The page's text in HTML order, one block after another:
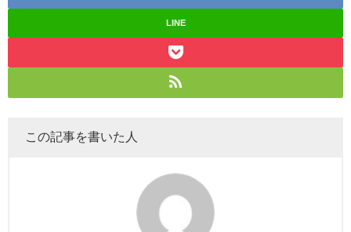
LINE
この記事を書いた人